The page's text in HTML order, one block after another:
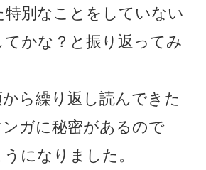
特別なことをしていない
かな？と振り返ってみ
ら繰り返し読んできた
ガに秘密があるので
になりました。